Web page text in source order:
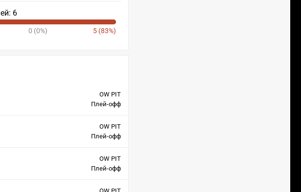
6
0 (0%) 5 (83%)
OW PIT
Плей-офф
OW PIT
Плей-офф
OW PIT
Плей-офф
OW PIT